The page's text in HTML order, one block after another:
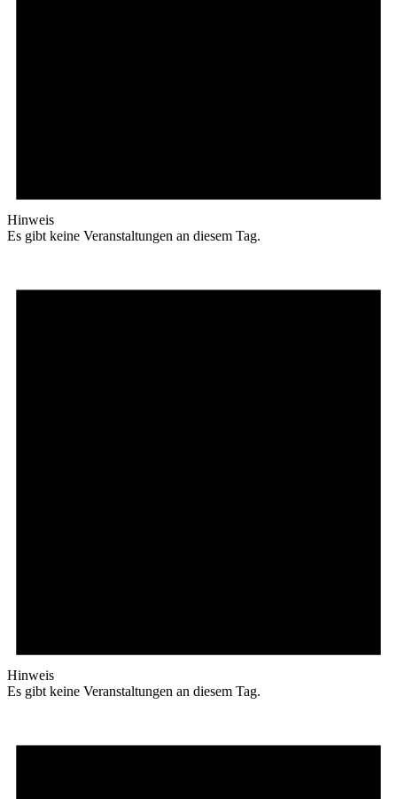
Hinweis
Es gibt keine Veranstaltungen an diesem Tag.
Hinweis
Es gibt keine Veranstaltungen an diesem Tag.